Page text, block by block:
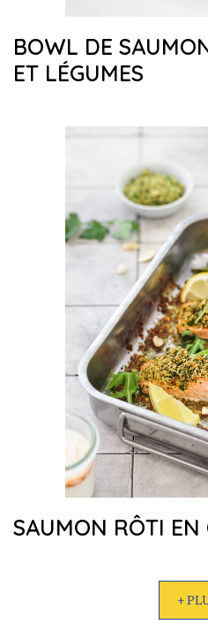
BOWL DE
ET LÉGUMES
SAUMON RÔTI EN
+